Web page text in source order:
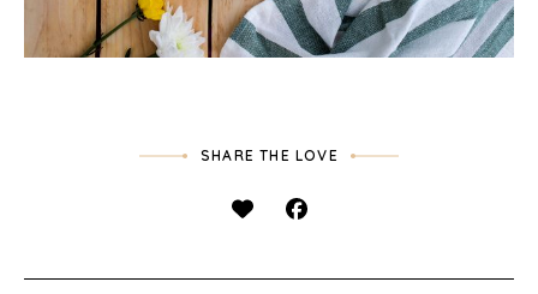
SHARE THE LOVE